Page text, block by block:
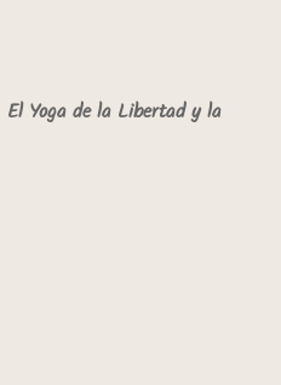
El Yoga de la Libertad y la